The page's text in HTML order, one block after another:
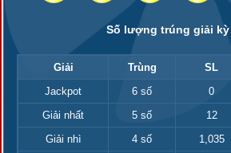
Số lượng trúng giải kỳ
Giải Trùng SL
Jackpot
6 số 0
Giải nhất
5 số 12
Giải nhì
4 số 1,035